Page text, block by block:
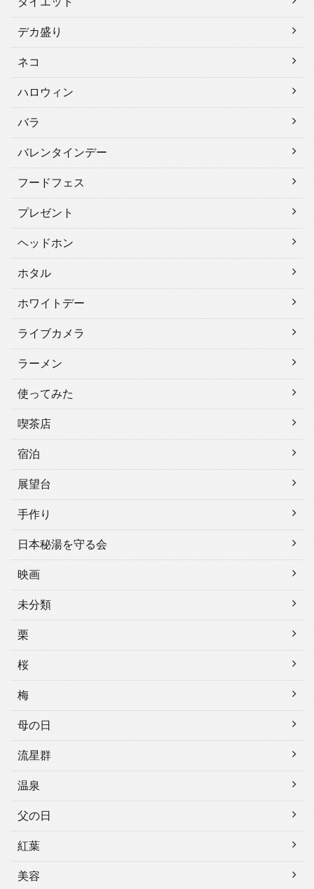
デカ盛り
ネコ
ハロウィン
バラ
バレンタインデー
フードフェス
プレゼント
ヘッドホン
ホタル
ホワイトデー
ライブカメラ
ラーメン
使ってみた
喫茶店
宿泊
展望台
手作り
日本秘湯を守る会
映画
未分類
栗
桜
梅
母の日
流星群
温泉
父の日
紅葉
美容